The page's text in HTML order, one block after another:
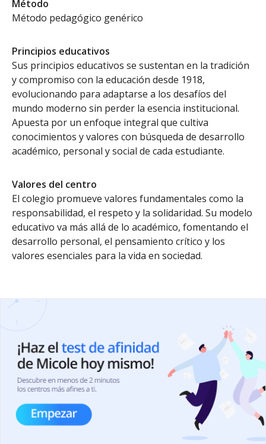
Método
Método pedagógico genérico
Principios educativos
Sus principios educativos se sustentan en la tradición
y compromiso con la educación desde 1918,
evolucionando para adaptarse a los desafíos del
mundo moderno sin perder la esencia institucional.
Apuesta por un enfoque integral que cultiva
conocimientos y valores con búsqueda de desarrollo
académico, personal y social de cada estudiante.
Valores del centro
El colegio promueve valores fundamentales como la
responsabilidad, el respeto y la solidaridad. Su modelo
educativo va más allá de lo académico, fomentando el
desarrollo personal, el pensamiento crítico y los
valores esenciales para la vida en sociedad.